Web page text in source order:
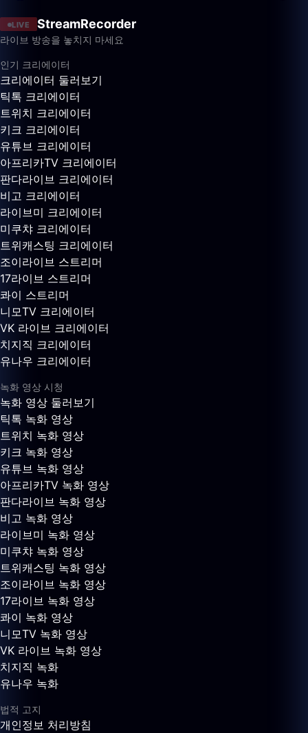
LIVE StreamRecorder
라이브 방송을 놓치지 마세요
인기 크리에이터
크리에이터 둘러보기
틱톡 크리에이터
트위치 크리에이터
키크 크리에이터
유튜브 크리에이터
아프리카TV 크리에이터
판다라이브 크리에이터
비고 크리에이터
라이브미 크리에이터
미쿠챠 크리에이터
트위캐스팅 크리에이터
조이라이브 스트리머
17라이브 스트리머
콰이 스트리머
니모TV 크리에이터
VK 라이브 크리에이터
치지직 크리에이터
유나우 크리에이터
녹화 영상 시청
녹화 영상 둘러보기
틱톡 녹화 영상
트위치 녹화 영상
키크 녹화 영상
유튜브 녹화 영상
아프리카TV 녹화 영상
판다라이브 녹화 영상
비고 녹화 영상
라이브미 녹화 영상
미쿠챠 녹화 영상
트위캐스팅 녹화 영상
조이라이브 녹화 영상
17라이브 녹화 영상
콰이 녹화 영상
니모TV 녹화 영상
VK 라이브 녹화 영상
치지직 녹화
유나우 녹화
법적 고지
개인정보 처리방침